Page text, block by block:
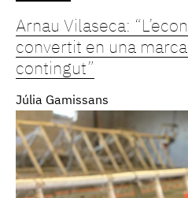
Arnau Vilaseca:
convertit en una
contingut”
Júlia Gamissans
Pàgines